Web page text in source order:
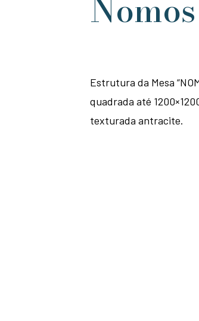
Estrutura da Mesa
quadrada até
texturada antracite.